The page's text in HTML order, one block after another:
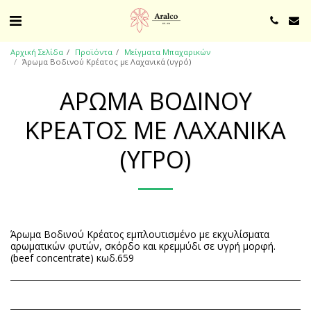
Αρχική Σελίδα Προϊόντα
Μείγματα Μπαχαρικών
Άρωμα Βοδινού Κρέατος με Λαχανικά (υγρό)
ΆΡΩΜΑ ΒΟΔΙΝΟΎ
ΚΡΈΑΤΟΣ ΜΕ ΛΑΧΑΝΙΚΆ
(ΥΓΡΌ)
Άρωμα Βοδινού Κρέατος εμπλουτισμένο με εκχυλίσματα
αρωματικών φυτών, σκόρδο και κρεμμύδι σε υγρή μορφή.
(beef concentrate) κωδ.659